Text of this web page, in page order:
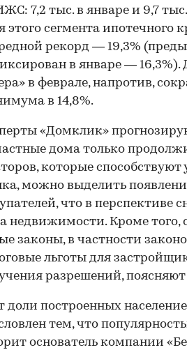
7,2 тыс. в январе и 9,7
этого сегмента ипотечного
рекорд — 19,3%
в январе — 16,3%).
в феврале, напротив,
в 14,8%.
«Домклик»
дома только
которые способствуют
можно выделить
что в перспективе
недвижимости. Кроме того,
законы, в частности
льготы для
разрешений,
доли построенных
тем, что
основатель компании